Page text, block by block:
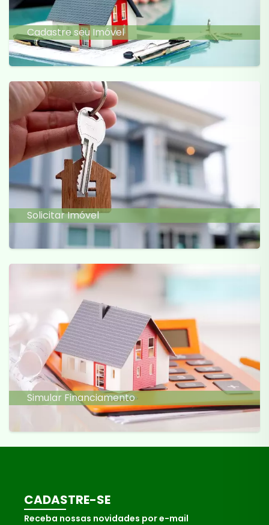
Cadastre seu Imóvel
Solicitar Imóvel
Simular Financiamento
CADASTRE-SE
Receba nossas novidades por e-mail